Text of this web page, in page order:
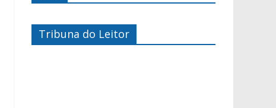
Tribuna do Leitor